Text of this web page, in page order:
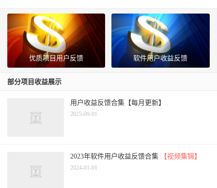
优质项目用户反馈 软件用户收益反馈
部分项目收益展示
用户收益反馈合集【每月更新】
2025-09-01
2023年软件用户收益反馈合集 【视频集锦】
2024-01-01